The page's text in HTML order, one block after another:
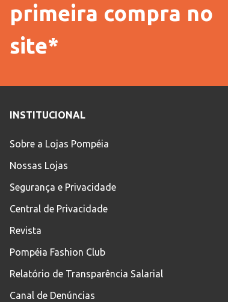
primeira compra no
site*
INSTITUCIONAL
Sobre a Lojas Pompéia
Nossas Lojas
Segurança e Privacidade
Central de Privacidade
Revista
Pompéia Fashion Club
Relatório de Transparência Salarial
Canal de Denúncias